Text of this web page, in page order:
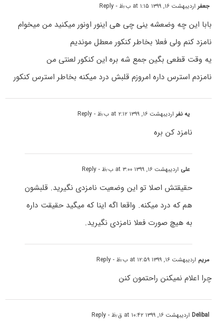
جعفر اردیبهشت ۱۶, ۱۳۹۹ at ۱:۱۵ ب٫ظ - Reply
بابا این چه وضعشه ینی چی هی اینور اونور میکنید من میخوام
نامزد کنم ولی فعلا بخاطر کنکور معطل موندیم
یه وقت قطعی بگین جمع شه بره این کنکور لعنتی من
نامزدم استرس داره امروزم قلبش درد میکنه بخاطر استرس کنکور
یه نفر اردیبهشت ۱۶, ۱۳۹۹ at ۲:۱۲ ب٫ظ - Reply
نامزد کن بره
علی اردیبهشت ۱۶, ۱۳۹۹ at ۳:۰۰ ب٫ظ - Reply
حقیقتش اصلا تو این وضعیت نامزدی نگیرید. قلبشون
هم که درد میکنه. واقعا اگه اینا که میگید حقیقت داره
به هیچ صورت فعلا نامزدی نگیرید.
مریم اردیبهشت ۱۶, ۱۳۹۹ at ۱۲:۵۹ ب٫ظ - Reply
چرا اعلام نمیکنن راحتمون کنن
Delibalاردیبهشت ۱۶, ۱۳۹۹ at ۱۰:۴۲ ق٫ظ - Reply